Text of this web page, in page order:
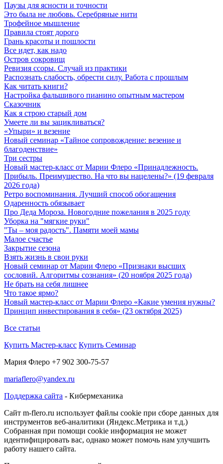
Паузы для ясности и точности
Это была не любовь. Серебряные нити
Трофейное мышление
Правила стоят дорого
Грань красоты и пошлости
Все идет, как надо
Остров сокровищ
Ревизия ссоры. Случай из практики
Распознать слабость, обрести силу. Работа с прошлым
Как читать книги?
Настройка фальшивого пианино опытным мастером
Сказочник
Как я строю старый дом
Умеете ли вы зацикливаться?
«Упыри» и везение
Новый семинар «Тайное сопровождение: везение и
благоденствие»
Три сестры
Новый мастер-класс от Марии Флеро «Принадлежность.
Прибыль. Преимущество. На что вы нацелены?» (19 февраля
2026 года)
Ретро воспоминания. Лучший способ обогащения
Одаренность обязывает
Про Деда Мороза. Новогодние пожелания в 2025 году
Уборка на "мягкие руки"
"Ты – моя радость". Памяти моей мамы
Малое счастье
Закрытие сезона
Взять жизнь в свои руки
Новый семинар от Марии Флеро «Признаки высших
сословий. Алгоритмы сознания» (20 ноября 2025 года)
Не брать на себя лишнее
Что такое ярмо?
Новый мастер-класс от Марии Флеро «Какие умения нужны?
Принцип инвестирования в себя» (23 октября 2025)
Все статьи
Купить Мастер-класс Купить Семинар
Мария Флеро +7 902 300-75-57
mariaflero@yandex.ru
Поддержка сайта - Кибермеханика
Cайт m-flero.ru использует файлы cookie при сборе данных для
инструментов веб-аналитики (Яндекс.Метрика и т.д.)
Собранная при помощи cookie информация не может
идентифицировать вас, однако может помочь нам улучшить
работу нашего сайта.